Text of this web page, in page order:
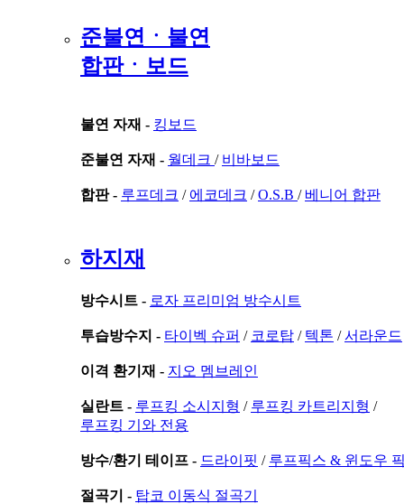
준불연ㆍ불연
합판ㆍ보드
불연 자재 - 킹보드
준불연 자재 - 월데크 / 비바보드
합판 - 루프데크 / 에코데크 /O.S.B / 베니어 합판
하지재
방수시트 - 로자 프리미엄 방수시트
투습방수지 - 타이벡 슈퍼 / 코로탑 / 텍톤 /서라운드
이격 환기재 - 지오 멤브레인
실란트 - 루프킹 소시지형 / 루프킹 카트리지형 /
루프킹 기와 전용
방수/환기 테이프 - 드라이핏 / 루프픽스 & 윈도우
절곡기 - 탑코 이동식 절곡기